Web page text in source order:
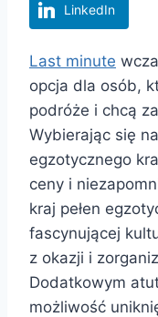
LinkedIn
Last minute
opcja dla osób,
podróże i chcą
Wybierając się na
egzotycznego
ceny i
kraj pełen
fascynującej
z okazji i
Dodatkowym
możliwość